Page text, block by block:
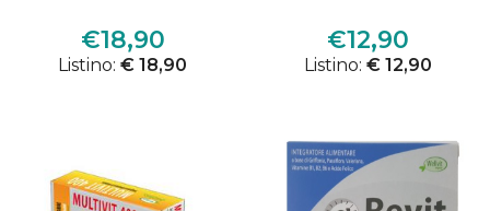
€18,90
Listino: € 18,90
€12,90
Listino: € 12,90